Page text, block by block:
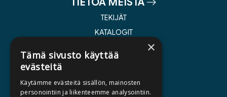
TEKIJÄT
KATALOGIT
KIRJA TILAUSTYÖNÄ
×
Tämä sivusto käyttää
evästeitä
Käytämme evästeitä sisällön, mainosten
personointiin ja liikenteemme analysointiin.